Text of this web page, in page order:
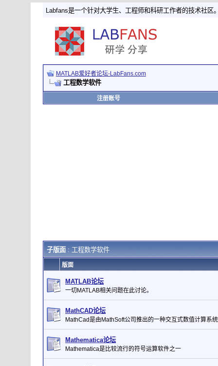
Labfans是一个针对大学生、工程师和科研工作者的技术社区
MATLAB爱好者论坛-LabFans.com
工程数学软件
注册账号
子版面: 工程数学软件
版面
MATLAB论坛
一切MATLAB相关问题在此讨论。
MathCAD论坛
MathCad是由MathSoft公司推出的一种交互式数值计算系统
Mathematica论坛
Mathematica是比较流行的符号运算软件之一